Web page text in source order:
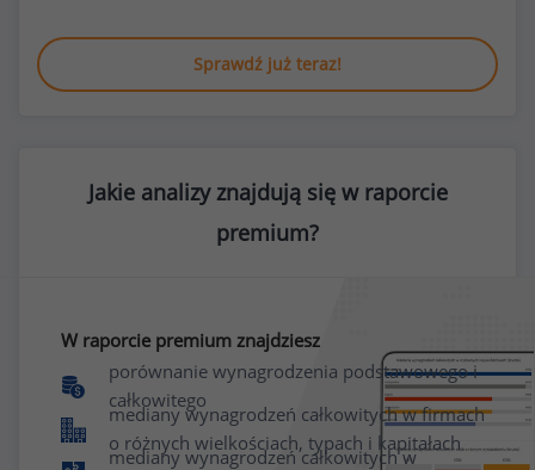
Sprawdź już teraz!
Jakie analizy znajdują się w raporcie
premium?
W raporcie premium znajdziesz
porównanie wynagrodzenia podstawowego i
całkowitego
mediany wynagrodzeń całkowitych w firmach
o różnych wielkościach, typach i kapitałach
mediany wynagrodzeń całkowitych w